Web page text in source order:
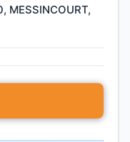
MESSINCOURT,